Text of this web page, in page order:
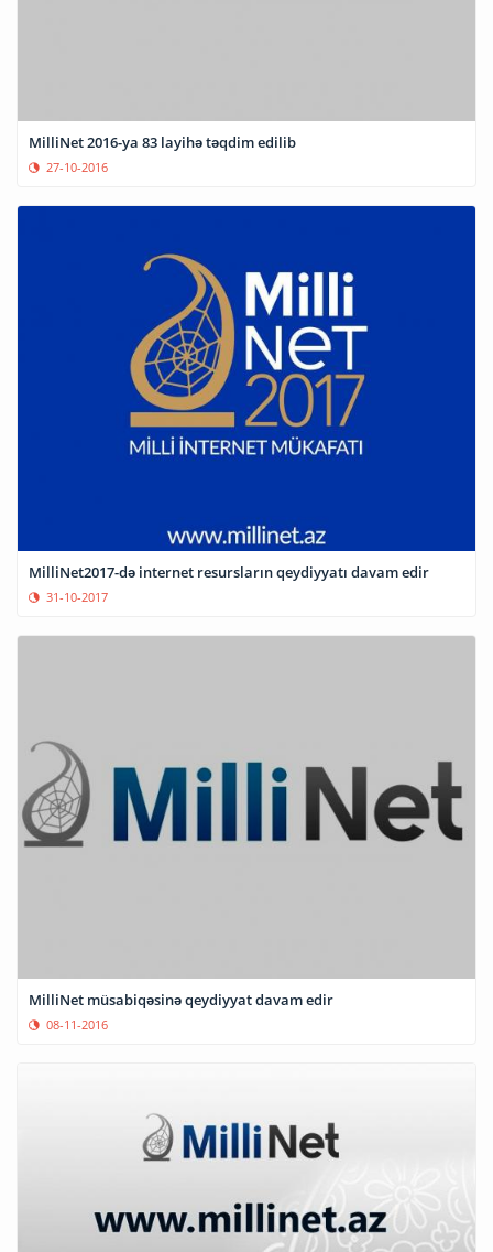
MilliNet 2016-ya 83 layihə təqdim edilib
27-10-2016
MilliNet2017-də internet resursların qeydiyyatı davam edir
31-10-2017
MilliNet müsabiqəsinə qeydiyyat davam edir
08-11-2016